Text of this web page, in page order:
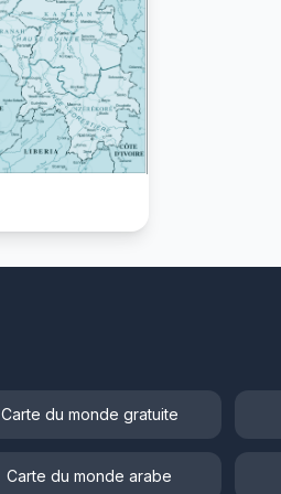
Carte du monde gratuite
Carte du monde arabe